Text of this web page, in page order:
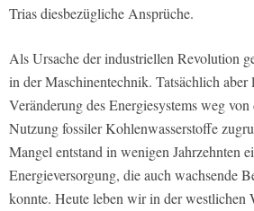
Trias diesbezügliche Ansprüche.
Als Ursache der industriellen Revolution
in der Maschinentechnik. Tatsächlich aber
Veränderung des Energiesystems weg
Nutzung fossiler Kohlenwasserstoffe
Mangel entstand in wenigen Jahrzehnten
Energieversorgung, die auch wachsende
konnte. Heute leben wir in der westlichen